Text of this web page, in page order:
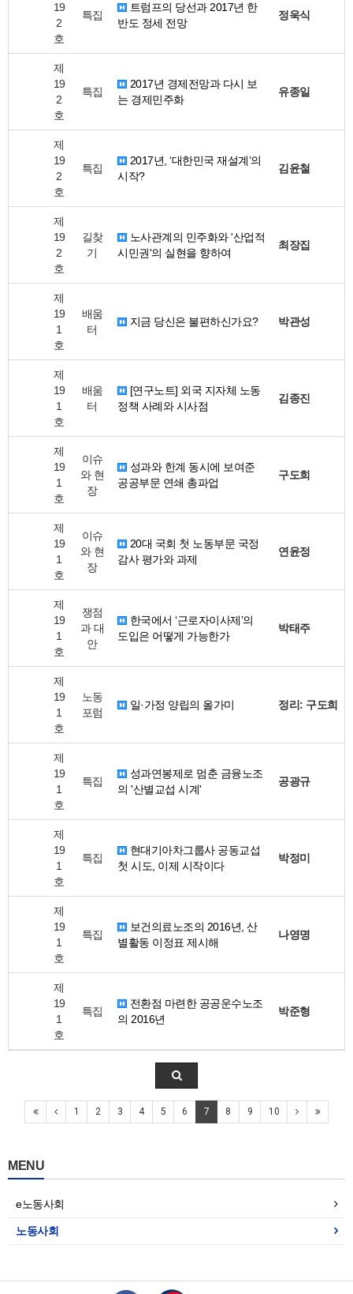
19
2
호
특집
트럼프의 당선과 2017년 한
반도 정세 전망
정욱식
제
19
2
호
특집
2017년 경제전망과 다시 보
는 경제민주화
유종일
제
19
2
호
특집
2017년, ‘대한민국 재설계’의
시작?
김윤철
제
19
2
호
길찾
기
노사관계의 민주화와 '산업적
시민권'의 실현을 향하여
최장집
제
19
1
호
배움
터
지금 당신은 불편하신가요? 박관성
제
19
1
호
배움
터
[연구노트] 외국 지자체 노동
정책 사례와 시사점
김종진
제
19
1
호
이슈
와 현
장
성과와 한계 동시에 보여준
공공부문 연쇄 총파업
구도희
제
19
1
호
이슈
와 현
장
20대 국회 첫 노동부문 국정
감사 평가와 과제
연윤정
제
19
1
호
쟁점
과 대
안
한국에서 ‘근로자이사제’의
도입은 어떻게 가능한가
박태주
제
19
1
호
노동
포럼
일·가정 양립의 올가미 정리: 구도희
제
19
1
호
특집
성과연봉제로 멈춘 금융노조
의 '산별교섭 시계'
공광규
제
19
1
호
특집
현대기아차그룹사 공동교섭
첫 시도, 이제 시작이다
박정미
제
19
1
호
특집
보건의료노조의 2016년, 산
별활동 이정표 제시해
나영명
제
19
1
호
특집
전환점 마련한 공공운수노조
의 2016년
박준형
1 2 3 4 5 6 7 8 9 10
MENU
e노동사회
노동사회